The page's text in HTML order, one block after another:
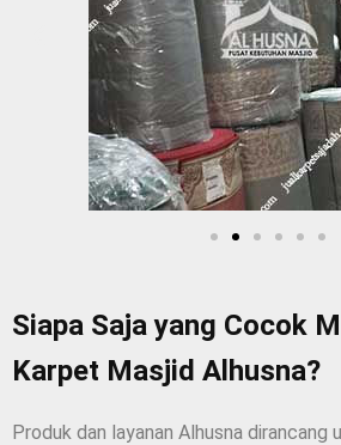
Siapa Saja yang Cocok
Karpet Masjid Alhusna?
Produk dan layanan Alhusna dirancang